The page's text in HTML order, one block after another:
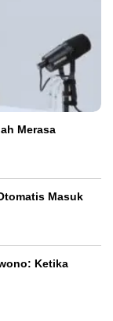
Merasa
Masuk
Ketika